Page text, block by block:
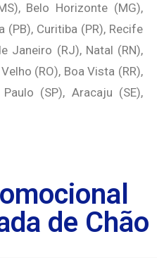
Belo Horizonte (MG),
(PB), Curitiba (PR), Recife
Janeiro (RJ), Natal (RN),
(RO), Boa Vista (RR),
(SP), Aracaju (SE),
de Chão